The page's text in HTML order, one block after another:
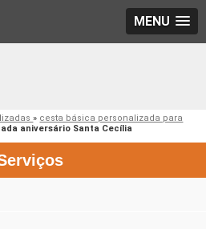
MENU
» cesta básica personalizada para
aniversário Santa Cecília